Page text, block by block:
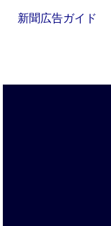
新聞広告ガイド